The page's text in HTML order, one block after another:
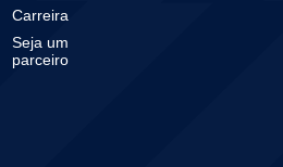
Carreira
Seja um
parceiro